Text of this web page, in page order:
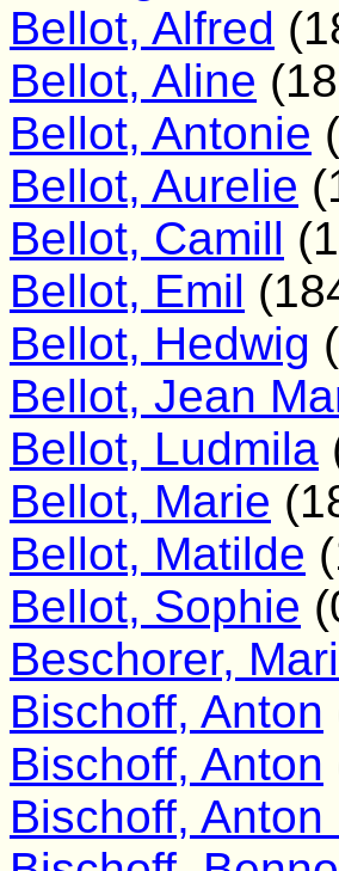
Bellot, Alfred
Bellot, Aline
Bellot, Antonie
Bellot, Aurelie
Bellot, Camill
Bellot, Emil
Bellot, Hedwig
Bellot, Jean
Bellot, Ludmila
Bellot, Marie
Bellot, Matilde
Bellot, Sophie
Beschorer,
Bischoff, Anton
Bischoff, Anton
Bischoff, Anton